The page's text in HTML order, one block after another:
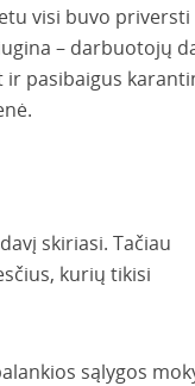
visi buvo priversti
– darbuotojų
ir pasibaigus
skiriasi. Tačiau
kurių tikisi
sąlygos